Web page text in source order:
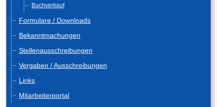
Buchverkauf
Formulare / Downloads
Bekanntmachungen
Stellenausschreibungen
Vergaben / Ausschreibungen
Links
Mitarbeiterportal